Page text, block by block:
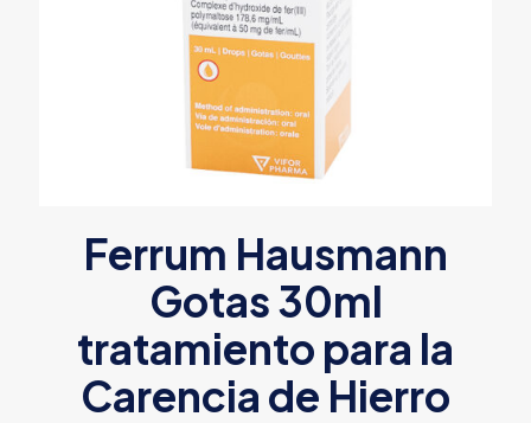
Ferrum Hausmann
Gotas 30ml
tratamiento para la
Carencia de Hierro